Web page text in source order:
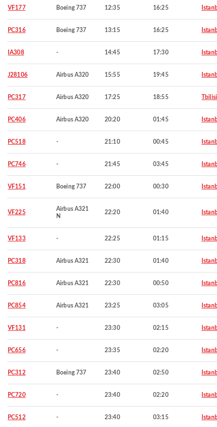
VF177 Boeing 737 12:35 16:25
PC316 Boeing 737 13:15 16:25
IA308 - 14:45 17:30
J28106 Airbus A320 15:55 19:45
PC317 Airbus A320 17:25 18:55 Tbilisi
PC406 Airbus A320 20:20 01:45
PC518 - 21:10 00:45
PC746 - 21:45 03:45
VF151 Boeing 737 22:00 00:30
VF225
Airbus A321
N
22:20 01:40
VF133 - 22:25 01:15
PC318 Airbus A321 22:30 01:40
PC816 Airbus A321 22:30 00:50
PC854 Airbus A321 23:25 03:05
VF131 - 23:30 02:15
PC656 - 23:35 02:20
PC312 Boeing 737 23:40 02:50
PC720 - 23:40 02:20
PC512 - 23:40 03:15